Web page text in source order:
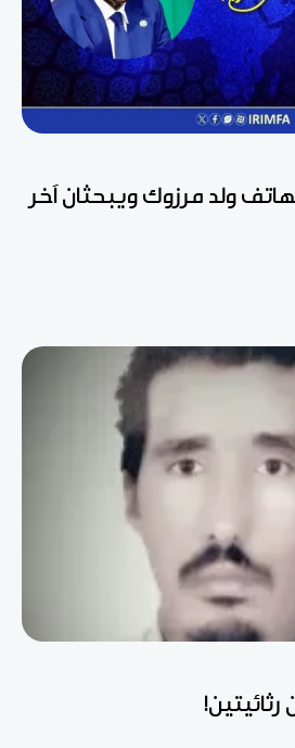
ولد مرزوك ويبحثان آخر
رثائيتين!